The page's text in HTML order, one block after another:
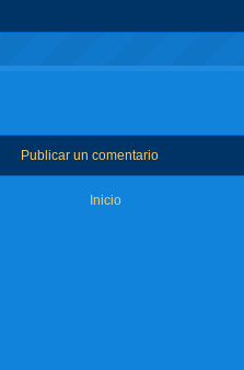
Publicar un comentario
Inicio